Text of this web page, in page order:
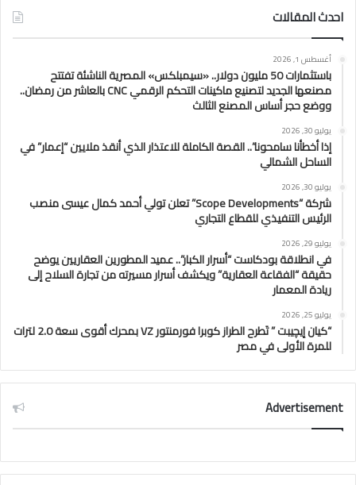
احدث المقالات
أغسطس 1, 2026
باستثمارات 50 مليون دولار.. «سيمبلكس» المصرية الناشئة تفتتح
مصنعها الجديد لتصنيع ماكينات التحكم الرقمي CNC بالعاشر من رمضان..
ووضع حجر أساس المصنع الثالث
يوليو 30, 2026
إذا أخطأنا سامحونا”.. القصة الكاملة للاعتذار الذي أنقذ ملايين “إعمار” في
الساحل الشمالي
يوليو 30, 2026
شركة “Scope Developments” تعلن تولي أحمد كمال عيسى منصب
الرئيس التنفيذي للقطاع التجاري
يوليو 29, 2026
في انطلاقة بودكاست “أسرار الكبار”.. عميد المطورين العقاريين يوضح
حقيقة “الفقاعة العقارية” ويكشف أسرار مسيرته من تجارة السلاح إلى
ريادة المعمار
يوليو 25, 2026
“كيان إيچيبت ” تَطرح الطراز كوبرا فورمنتور VZ بمحرك أقوى سعة 2.0 لترات
للمرة الأولى في مصر
Advertisement